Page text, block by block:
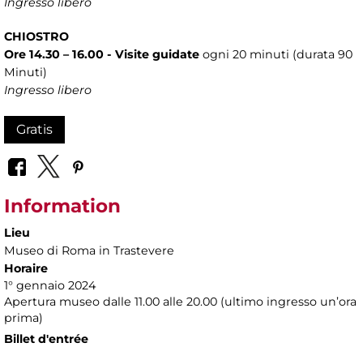
CHIOSTRO
Ore 14.30 – 16.00 - Visite guidate ogni 20 minuti (durata 90
Minuti)
Ingresso libero
Gratis
Information
Lieu
Museo di Roma in Trastevere
Horaire
1° gennaio 2024
Apertura museo dalle 11.00 alle 20.00 (ultimo ingresso un’ora
prima)
Billet d'entrée